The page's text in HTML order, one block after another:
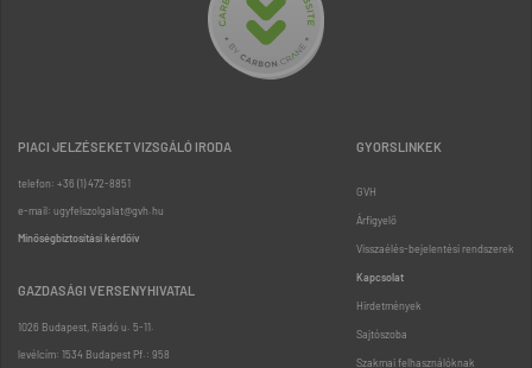
PIACI JELZÉSEKET VIZSGÁLÓ IRODA
telefon: +36 (1) 472-8851
e-mail: ugyfelszolgalat@gvh.hu
Minőségbiztosítási kérdőív
GAZDASÁGI VERSENYHIVATAL
1026 Budapest, Riadó u. 5-11.
levélcím: 1534 Budapest Pf.: 958
GYORSLINKEK
GVH
Árfigyelő
Visszaélés-bejelentési rendszerek
Kapcsolat
Hirdetmények
Sajtószoba
Szakmai felhasználóknak